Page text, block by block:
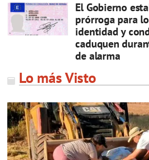
El Gobierno
prórroga para
identidad y
caduquen
de alarma
Lo más Visto